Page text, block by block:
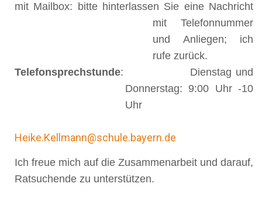
mit Mailbox: bitte hinterlassen Sie eine Nachricht
mit Telefonnummer
und Anliegen; ich
rufe zurück.
Telefonsprechstunde: Dienstag und
Donnerstag: 9:00 Uhr -10
Uhr
Heike.Kellmann@schule.bayern.de
Ich freue mich auf die Zusammenarbeit und darauf,
Ratsuchende zu unterstützen.